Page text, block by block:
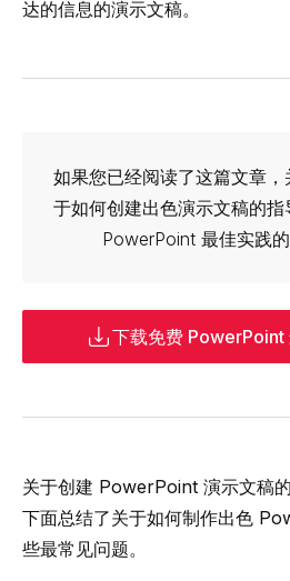
达的信息的演示文稿。
如果您已经阅读了这篇文章
于如何创建出色演示文稿的
PowerPoint 最佳实践
下载免费 PowerPoint
关于创建 PowerPoint 演示文稿
下面总结了关于如何制作出色
些最常见问题。